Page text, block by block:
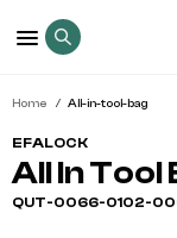
Home All-in-tool-bag
EFALOCK
All In Tool
QUT-0066-0102-